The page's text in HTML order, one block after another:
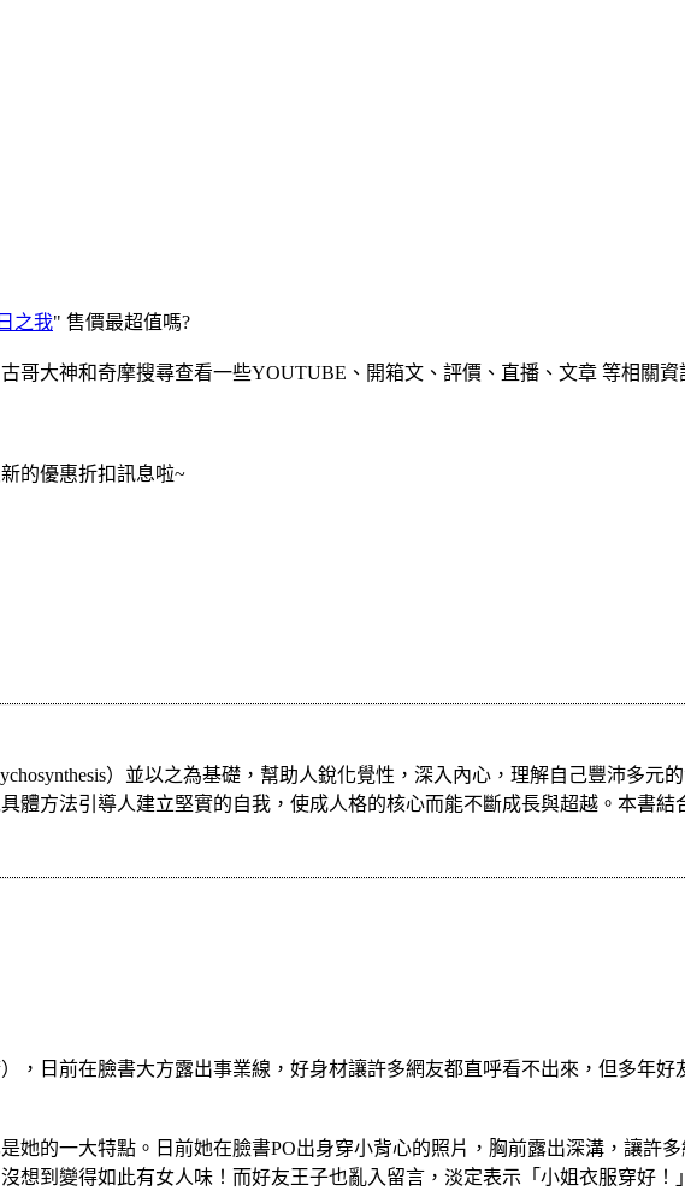
之我" 售價最超值嗎?
哥大神和奇摩搜尋查看一些YOUTUBE、開箱文、評價、直播、文章 等相關資
的優惠折扣訊息啦~
）並以之為基礎，幫助人銳化覺性，深入內心，理解自己豐沛多
體方法引導人建立堅實的自我，使成人格的核心而能不斷成長與超越。本書
，日前在臉書大方露出事業線，好身材讓許多網友都直呼看不出來，但多年
她的一大特點。日前她在臉書PO出身穿小背心的照片，胸前露出深溝，讓許
想到變得如此有女人味！而好友王子也亂入留言，淡定表示「小姐衣服穿好